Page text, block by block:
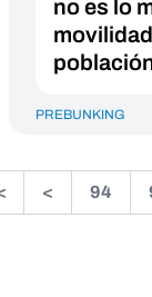
no es lo
PREBUNKING
< 94